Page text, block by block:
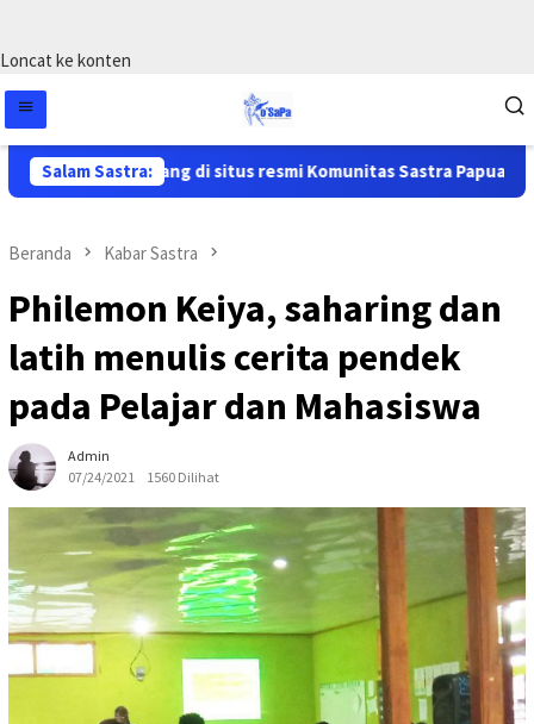
Loncat ke konten
Salam Sastra:
Selamat datang di situs resmi Komunitas Sastra Papua (
Beranda Kabar Sastra
Philemon Keiya, saharing dan
latih menulis cerita pendek
pada Pelajar dan Mahasiswa
Admin
07/24/2021
1560 Dilihat